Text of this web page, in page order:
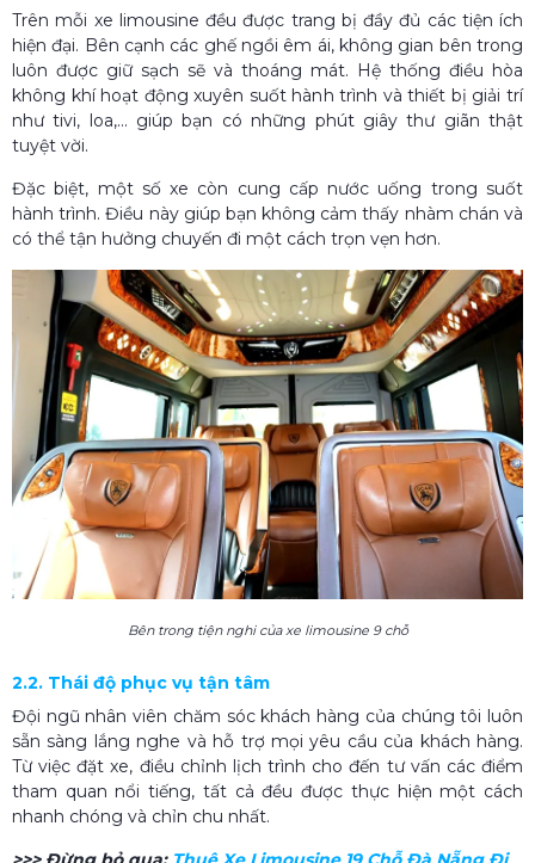
Trên mỗi xe limousine đều được trang bị đầy đủ các tiện ích
hiện đại. Bên cạnh các ghế ngồi êm ái, không gian bên trong
luôn được giữ sạch sẽ và thoáng mát. Hệ thống điều hòa
không khí hoạt động xuyên suốt hành trình và thiết bị giải trí
như tivi, loa,... giúp bạn có những phút giây thư giãn thật
tuyệt vời.
Đặc biệt, một số xe còn cung cấp nước uống trong suốt
hành trình. Điều này giúp bạn không cảm thấy nhàm chán và
có thể tận hưởng chuyến đi một cách trọn vẹn hơn.
Bên trong tiện nghi của xe limousine 9 chỗ
2.2. Thái độ phục vụ tận tâm
Đội ngũ nhân viên chăm sóc khách hàng của chúng tôi luôn
sẵn sàng lắng nghe và hỗ trợ mọi yêu cầu của khách hàng.
Từ việc đặt xe, điều chỉnh lịch trình cho đến tư vấn các điểm
tham quan nổi tiếng, tất cả đều được thực hiện một cách
nhanh chóng và chỉn chu nhất.